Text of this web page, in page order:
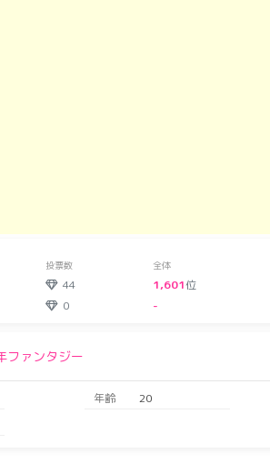
投票数 全体
44 1,601位
0 -
ファンタジー
年齢 20